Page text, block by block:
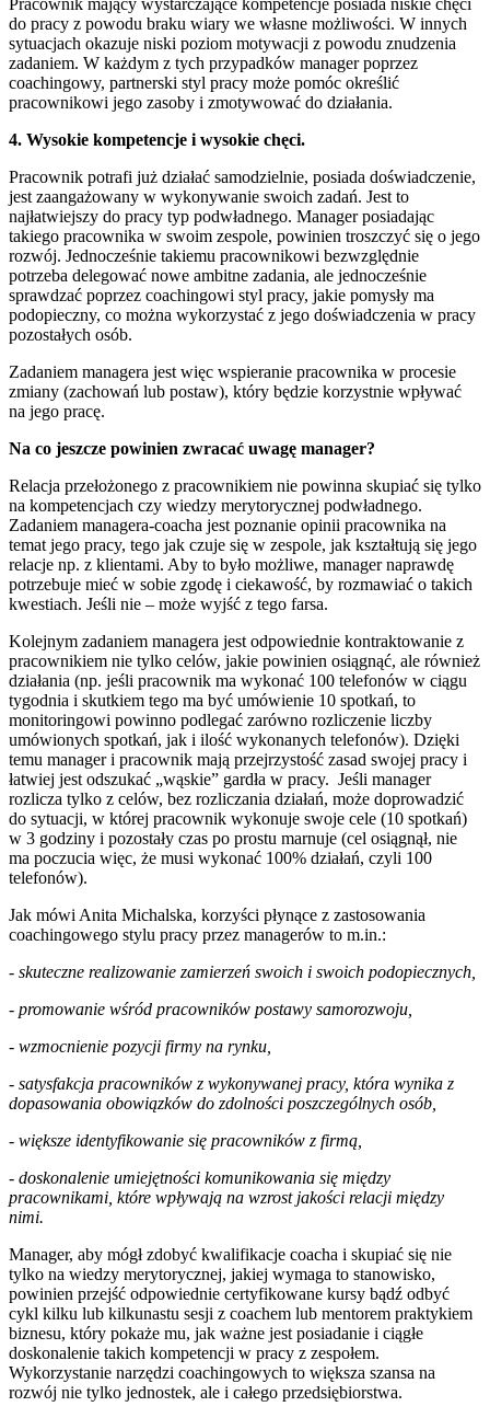
do pracy z powodu braku wiary we własne możliwości. W innych
sytuacjach okazuje niski poziom motywacji z powodu znudzenia
zadaniem. W każdym z tych przypadków manager poprzez
coachingowy, partnerski styl pracy może pomóc określić
pracownikowi jego zasoby i zmotywować do działania.
4. Wysokie kompetencje i wysokie chęci.
Pracownik potrafi już działać samodzielnie, posiada doświadczenie,
jest zaangażowany w wykonywanie swoich zadań. Jest to
najłatwiejszy do pracy typ podwładnego. Manager posiadając
takiego pracownika w swoim zespole, powinien troszczyć się o jego
rozwój. Jednocześnie takiemu pracownikowi bezwzględnie
potrzeba delegować nowe ambitne zadania, ale jednocześnie
sprawdzać poprzez coachingowi styl pracy, jakie pomysły ma
podopieczny, co można wykorzystać z jego doświadczenia w pracy
pozostałych osób.
Zadaniem managera jest więc wspieranie pracownika w procesie
zmiany (zachowań lub postaw), który będzie korzystnie wpływać
na jego pracę.
Na co jeszcze powinien zwracać uwagę manager?
Relacja przełożonego z pracownikiem nie powinna skupiać się tylko
na kompetencjach czy wiedzy merytorycznej podwładnego.
Zadaniem managera-coacha jest poznanie opinii pracownika na
temat jego pracy, tego jak czuje się w zespole, jak kształtują się jego
relacje np. z klientami. Aby to było możliwe, manager naprawdę
potrzebuje mieć w sobie zgodę i ciekawość, by rozmawiać o takich
kwestiach. Jeśli nie – może wyjść z tego farsa.
Kolejnym zadaniem managera jest odpowiednie kontraktowanie z
pracownikiem nie tylko celów, jakie powinien osiągnąć, ale również
działania (np. jeśli pracownik ma wykonać 100 telefonów w ciągu
tygodnia i skutkiem tego ma być umówienie 10 spotkań, to
monitoringowi powinno podlegać zarówno rozliczenie liczby
umówionych spotkań, jak i ilość wykonanych telefonów). Dzięki
temu manager i pracownik mają przejrzystość zasad swojej pracy i
łatwiej jest odszukać „wąskie” gardła w pracy. Jeśli manager
rozlicza tylko z celów, bez rozliczania działań, może doprowadzić
do sytuacji, w której pracownik wykonuje swoje cele (10 spotkań)
w 3 godziny i pozostały czas po prostu marnuje (cel osiągnął, nie
ma poczucia więc, że musi wykonać 100% działań, czyli 100
telefonów).
Jak mówi Anita Michalska, korzyści płynące z zastosowania
coachingowego stylu pracy przez managerów to m.in.:
- skuteczne realizowanie zamierzeń swoich i swoich podopiecznych,
- promowanie wśród pracowników postawy samorozwoju,
- wzmocnienie pozycji firmy na rynku,
- satysfakcja pracowników z wykonywanej pracy, która wynika z
dopasowania obowiązków do zdolności poszczególnych osób,
- większe identyfikowanie się pracowników z firmą,
- doskonalenie umiejętności komunikowania się między
pracownikami, które wpływają na wzrost jakości relacji między
nimi.
Manager, aby mógł zdobyć kwalifikacje coacha i skupiać się nie
tylko na wiedzy merytorycznej, jakiej wymaga to stanowisko,
powinien przejść odpowiednie certyfikowane kursy bądź odbyć
cykl kilku lub kilkunastu sesji z coachem lub mentorem praktykiem
biznesu, który pokaże mu, jak ważne jest posiadanie i ciągłe
doskonalenie takich kompetencji w pracy z zespołem.
Wykorzystanie narzędzi coachingowych to większa szansa na
rozwój nie tylko jednostek, ale i całego przedsiębiorstwa.